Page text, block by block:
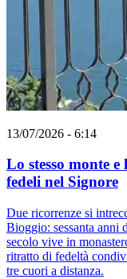
13/07/2026 - 6:14
Lo stesso monte
fedeli nel Signore
Due ricorrenze si
Bioggio: sessanta anni
secolo vive in
ritratto di fedeltà
tre cuori a distanza.